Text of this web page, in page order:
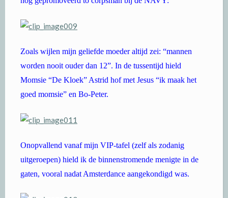
Zoals wijlen mijn geliefde moeder altijd zei: “mannen
worden nooit ouder dan 12”. In de tussentijd hield
Momsie “De Kloek” Astrid hof met Jesus “ik maak het
goed momsie” en Bo-Peter.
Onopvallend vanaf mijn VIP-tafel (zelf als zodanig
uitgeroepen) hield ik de binnenstromende menigte in de
gaten, vooral nadat Amsterdance aangekondigd was.